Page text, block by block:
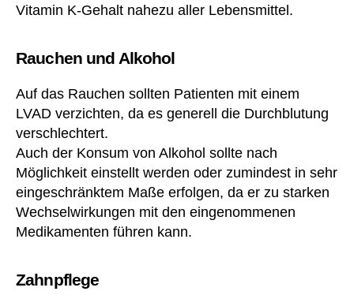
Vitamin K-Gehalt nahezu aller Lebensmittel.
Rauchen und Alkohol
Auf das Rauchen sollten Patienten mit einem
LVAD verzichten, da es generell die Durchblutung
verschlechtert.
Auch der Konsum von Alkohol sollte nach
Möglichkeit einstellt werden oder zumindest in sehr
eingeschränktem Maße erfolgen, da er zu starken
Wechselwirkungen mit den eingenommenen
Medikamenten führen kann.
Zahnpflege
c
m
ol
,
A
m
xi
lli
n,
A
g